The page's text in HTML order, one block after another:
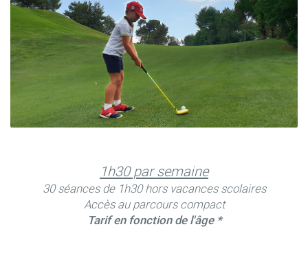
1h30 par semaine
30 séances de 1h30hors vacances scolaires
Accès au parcours compact
Tarif en fonction de l'âge *